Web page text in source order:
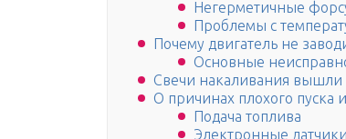
Негерметичные
Проблемы с
Почему двигатель не
Основные
Свечи накаливания вышли
О причинах плохого пуска
Подача топлива
Электронные датчики